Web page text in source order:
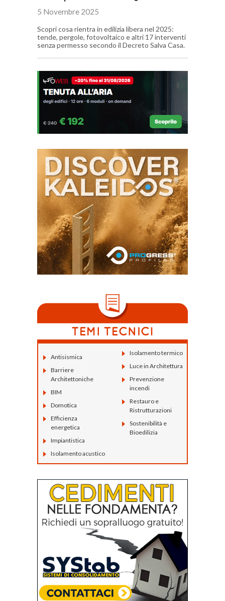
5 Novembre 2025
Scopri cosa rientra in edilizia libera nel 2025:
tende, pergole, fotovoltaico e altri 17 interventi
senza permesso secondo il Decreto Salva Casa.
Antisismica
Barriere
Architettoniche
BIM
Domotica
Efficienza
energetica
Impiantistica
Isolamento acustico
Isolamento termico
Luce in Architettura
Prevenzione
incendi
Restauro e
Ristrutturazioni
Sostenibilità e
Bioedilizia